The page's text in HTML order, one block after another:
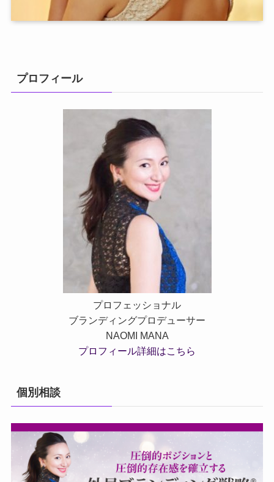
プロフィール
プロフェッショナル
ブランディングプロデューサー
NAOMI MANA
プロフィール詳細はこちら
個別相談